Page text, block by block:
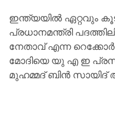
ഇന്ത്യയിൽ ഏറ്റവും
പ്രധാനമന്ത്രി
നേതാവ് എന്ന
മോദിയെ യു എ ഇ
മുഹമ്മദ് ബിൻ സായിദ്